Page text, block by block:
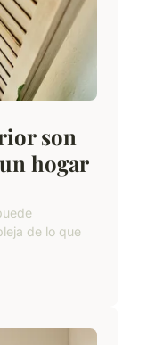
son
hogar
de lo que